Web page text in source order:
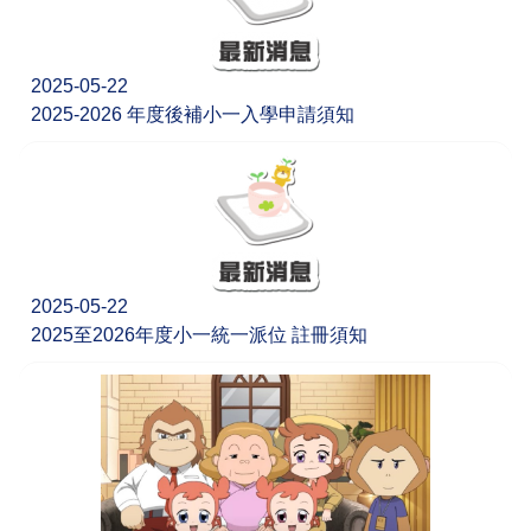
2025-05-22
2025-2026 年度後補小一入學申請須知
2025-05-22
2025至2026年度小一統一派位 註冊須知